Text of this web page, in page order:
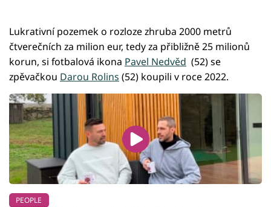
Lukrativní pozemek o rozloze zhruba 2000 metrů
čtverečních za milion eur, tedy za přibližně 25 milionů
korun, si fotbalová ikona Pavel Nedvěd (52) se
zpěvačkou Darou Rolins (52) koupili v roce 2022.
PEOPLE